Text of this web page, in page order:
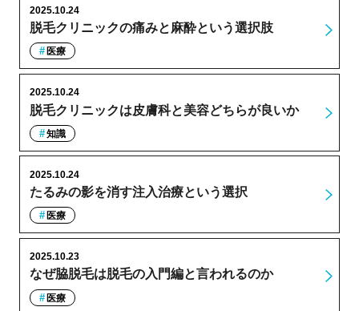
脱毛クリニックの痛みと麻酔という選択肢
2025.10.24
医療
脱毛クリニックは皮膚科と美容どちらが良いか
2025.10.24
知識
たるみの影を消す注入治療という選択
2025.10.24
医療
なぜ脇脱毛は脱毛の入門編と言われるのか
2025.10.23
医療